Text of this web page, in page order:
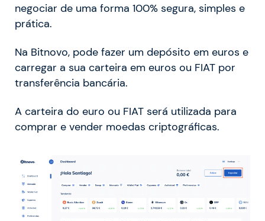
negociar de uma forma 100% segura, simples e
prática.
Na Bitnovo, pode fazer um depósito em euros e
carregar a sua carteira em euros ou FIAT por
transferência bancária.
A carteira do euro ou FIAT será utilizada para
comprar e vender moedas criptográficas.